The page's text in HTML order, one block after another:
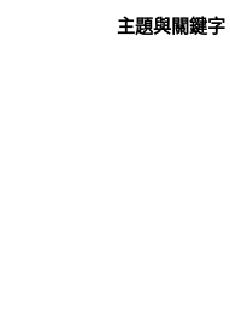
主題與關鍵字